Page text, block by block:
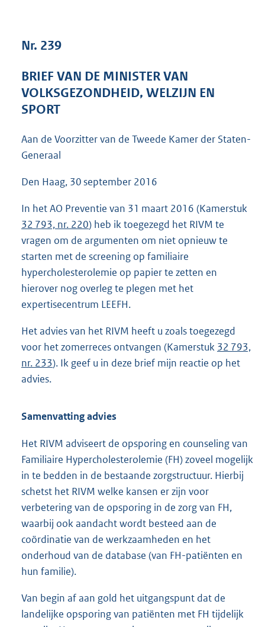
e
:
b
Nr. 239
BRIEF VAN DE MINISTER VAN
VOLKSGEZONDHEID, WELZIJN EN
SPORT
Aan de Voorzitter van de Tweede Kamer der Staten-
Generaal
Den Haag, 30 september 2016
In het AO Preventie van 31 maart 2016 (Kamerstuk
32 793, nr. 220) heb ik toegezegd het RIVM te
vragen om de argumenten om niet opnieuw te
starten met de screening op familiaire
hypercholesterolemie op papier te zetten en
hierover nog overleg te plegen met het
expertisecentrum LEEFH.
Het advies van het RIVM heeft u zoals toegezegd
voor het zomerreces ontvangen (Kamerstuk 32 793,
nr. 233). Ik geef u in deze brief mijn reactie op het
advies.
Samenvatting advies
Het RIVM adviseert de opsporing en counseling van
Familiaire Hypercholesterolemie (FH) zoveel mogelijk
in te bedden in de bestaande zorgstructuur. Hierbij
schetst het RIVM welke kansen er zijn voor
verbetering van de opsporing in de zorg van FH,
waarbij ook aandacht wordt besteed aan de
coördinatie van de werkzaamheden en het
onderhoud van de database (van FH-patiënten en
hun familie).
Van begin af aan gold het uitgangspunt dat de
landelijke opsporing van patiënten met FH tijdelijk